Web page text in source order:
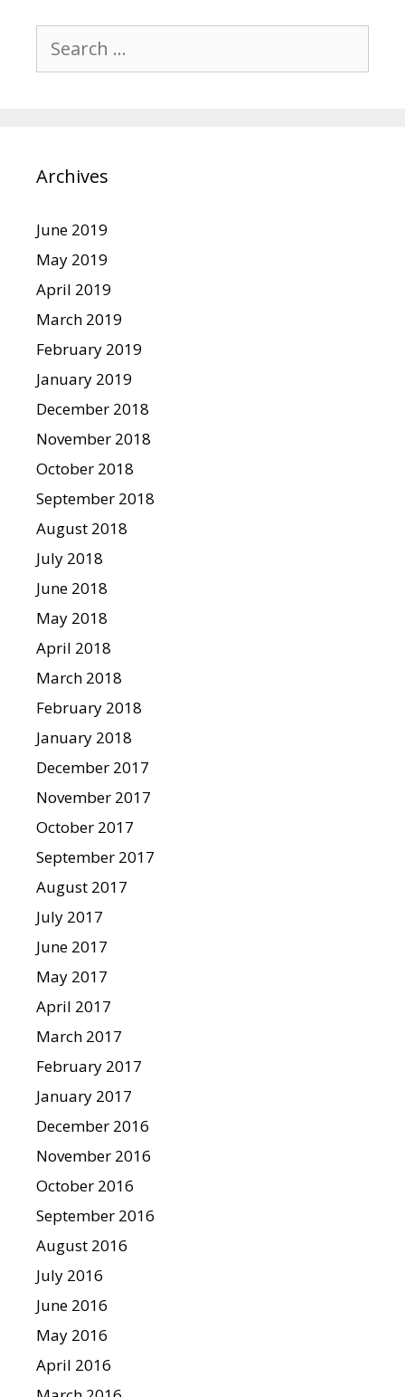
for:
Archives
June 2019
May 2019
April 2019
March 2019
February 2019
January 2019
December 2018
November 2018
October 2018
September 2018
August 2018
July 2018
June 2018
May 2018
April 2018
March 2018
February 2018
January 2018
December 2017
November 2017
October 2017
September 2017
August 2017
July 2017
June 2017
May 2017
April 2017
March 2017
February 2017
January 2017
December 2016
November 2016
October 2016
September 2016
August 2016
July 2016
June 2016
May 2016
April 2016